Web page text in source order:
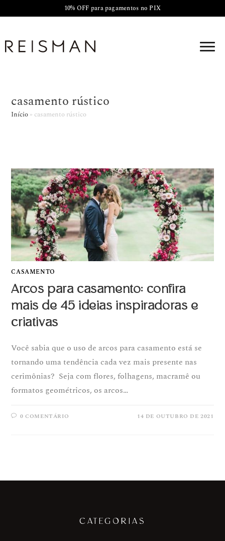
10% OFF para pagamentos no PIX
casamento rústico
Início » casamento rústico
CASAMENTO
Arcos para casamento: confira
mais de 45 ideias inspiradoras e
criativas
Você sabia que o uso de arcos para casamento está se
tornando uma tendência cada vez mais presente nas
cerimônias? Seja com flores, folhagens, macramê ou
formatos geométricos, os arcos…
0 COMENTÁRIO 14 DE OUTUBRO DE 2021
CATEGORIAS